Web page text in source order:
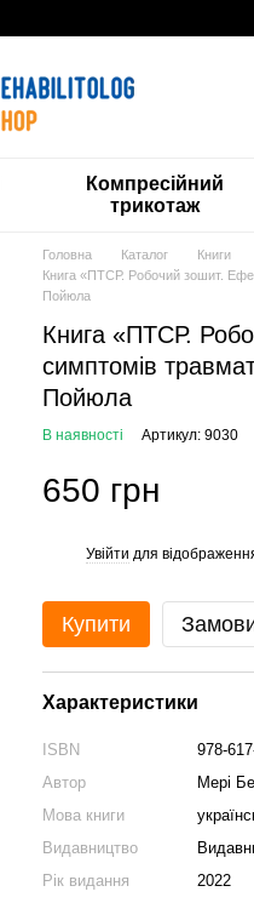
Компресійний
трикотаж
Головна Каталог
Книги
Книга «ПТСР. Робочий зошит.
Пойюла
Книга «ПТСР.
симптомів
Пойюла
В наявності Артикул: 9030
650 грн
Увійти для
Купити
Характеристики
ISBN
978-
Автор
Мері
Мова книги
Видавництво
Рік видання
2022